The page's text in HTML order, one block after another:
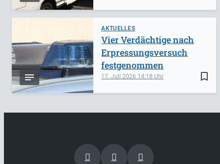
AKTUELLES
bookmark_border
17. Juli 2026 14:18
Vier Verdächtige nach
Erpressungsversuch
festgenommen